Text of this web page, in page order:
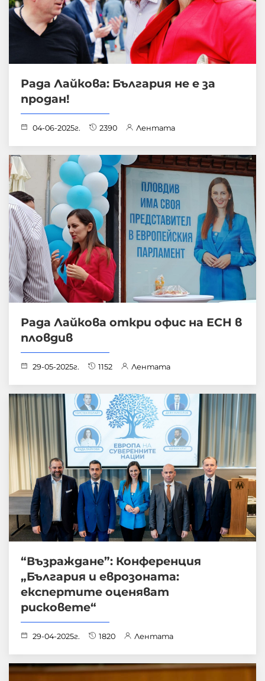
Рада Лайкова: България не е за
продан!
04-06-2025г. 2390 Лентата
Рада Лайкова откри офис на ЕСН в
пловдив
29-05-2025г. 1152 Лентата
“Възраждане”: Конференция
„България и еврозоната:
експертите оценяват
рисковете“
29-04-2025г. 1820 Лентата